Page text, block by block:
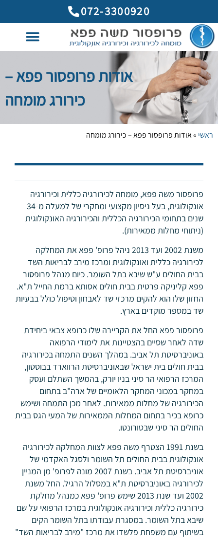
072-3300920
אודות פרופסור פפא –
כירורג מומחה
ראשי »אודות פרופסור פפא – כירורג מומחה
פרופסור משה פפא, מומחה לכירורגיה כללית וכירורגיה
אונקולוגית, בעל ניסיון מקצועי ומחקרי של למעלה מ-34
שנים בתחומי הכירורגיה הכללית והכירורגיה האונקולוגית
(ניתוחי מחלות ממאירות).
משנת 2002 ועד 2013 ניהל פרופ' פפא את המחלקה
לכירורגיה כללית ואונקולוגית ומרכז מירב לבריאות השד
בבית החולים ע"ש שיבא בתל השומר. כיום מנהל פרופסור
פפא קליניקה פרטית בבית חולים אסותא ברמת החייל ת"א.
החזון שלו הוא להקים מרכזי שד לאבחון וטיפול כולל בבעיות
שד במספר מוקדים בארץ.
פרופסור פפא החל את הקריירה שלו כרופא צבאי ביחידת
שדה לאחר שסיים בהצטיינות את לימודי הרפואה
באוניברסיטת תל אביב. במהלך השנים התמחה בכירורגיה
בבית חולים בית ישראל שבאוניברסיטת הרווארד בבוסטון,
המרכז הרפואי הר סיני בניו יורק, בהמשך השתלם ועסק
במחקר במכוני המחקר הלאומיים של ארה"ב בתחום
הכירורגיה של מחלות ממאירות. לאחר מכן התמחה ושימש
כרופא בכיר בתחום המחלות הממאירות של המעי הגס בבית
החולים הר סיני שבטורונטו.
בשנת 1991 הצטרף משה פפא לצוות המחלקה לכירורגיה
אונקולוגית בבית החולים תל השומר ולסגל האקדמי של
אוניברסיטת תל אביב. בשנת 2007 מונה לפרופ' מן המניין
לכירורגיה באוניברסיטת ת"א במסלול הרגיל. החל משנת
2002 ועד שנת 2013 שימש פרופ' פפא כמנהל מחלקת
כירורגיה כללית וכירורגיה אונקולוגית במרכז הרפואי על שם
שיבא בתל השומר. במסגרת עבודתו בתל השומר הקים
בשיתוף עם משפחת פלשדו את מרכז "מירב לבריאות השד"